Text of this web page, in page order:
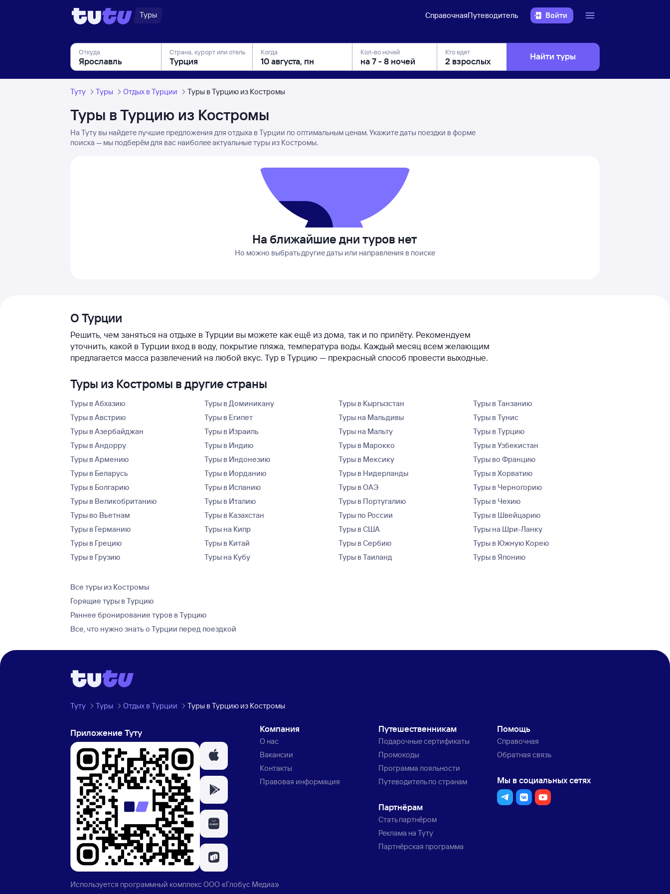
Туры СправочнаяПутеводитель Войти
Откуда Страна, курорт или отель Когда Кол-во ночей Кто едет Найти туры
Туту Туры Отдых в Турции Туры в Турцию из Костромы
Туры в Турцию из Костромы
На Туту вы найдете лучшие предложения для отдыха в Турции по оптимальным ценам. Укажите даты поездки в форме
поиска — мы подберём для вас наиболее актуальные туры из Костромы.
На ближайшие дни туров нет
Но можно выбрать другие даты или направления в поиске
О Турции
Решить, чем заняться на отдыхе в Турции вы можете как ещё из дома, так и по прилёту. Рекомендуем
уточнить, какой в Турции вход в воду, покрытие пляжа, температура воды. Каждый месяц всем желающим
предлагается масса развлечений на любой вкус. Тур в Турцию — прекрасный способ провести выходные.
Туры из Костромы в другие страны
Туры в Абхазию
Туры в Австрию
Туры в Азербайджан
Туры в Андорру
Туры в Армению
Туры в Беларусь
Туры в Болгарию
Туры в Великобританию
Туры во Вьетнам
Туры в Германию
Туры в Грецию
Туры в Грузию
Туры в Доминикану
Туры в Египет
Туры в Израиль
Туры в Индию
Туры в Индонезию
Туры в Иорданию
Туры в Испанию
Туры в Италию
Туры в Казахстан
Туры на Кипр
Туры в Китай
Туры на Кубу
Туры в Кыргызстан
Туры на Мальдивы
Туры на Мальту
Туры в Марокко
Туры в Мексику
Туры в Нидерланды
Туры в ОАЭ
Туры в Португалию
Туры по России
Туры в США
Туры в Сербию
Туры в Таиланд
Туры в Танзанию
Туры в Тунис
Туры в Турцию
Туры в Узбекистан
Туры во Францию
Туры в Хорватию
Туры в Черногорию
Туры в Чехию
Туры в Швейцарию
Туры на Шри-Ланку
Туры в Южную Корею
Туры в Японию
Все туры из Костромы
Горящие туры в Турцию
Раннее бронирование туров в Турцию
Все, что нужно знать о Турции перед поездкой
Туту Туры Отдых в Турции Туры в Турцию из Костромы
Приложение Туту Компания
О нас
Вакансии
Контакты
Правовая информация
Путешественникам
Подарочные сертификаты
Промокоды
Программа лояльности
Путеводитель по странам
Партнёрам
Стать партнёром
Реклама на Туту
Партнёрская программа
Помощь
Справочная
Обратная связь
Мы в социальных сетях
Используется программный комплексООО «Глобус Медиа»